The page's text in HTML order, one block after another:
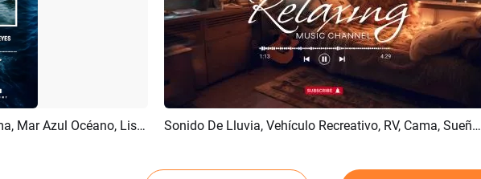
Crear IA Música De Meditación En Calma, Mar Azul Océano, Lista De Reproducción Para Redes Sociales Previsualizar Crear IA Sonido De Lluvia, Vehículo Recreativo, RV, Cama, Sueño, Música Relajante, Lista De Reproducción, Youtube, Introducción